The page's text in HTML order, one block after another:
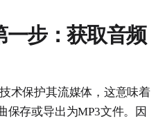
步：获取音频
术保护其流媒体，这意味着
保存或导出为MP3文件。因